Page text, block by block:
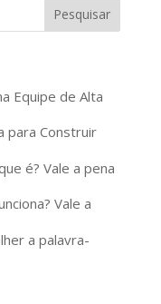
Equipe de Alta
para Construir
é? Vale a pena
Vale a
a palavra-